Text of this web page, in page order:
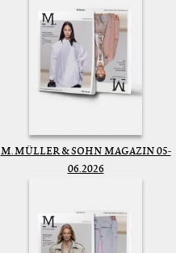
M. MÜLLER & SOHN MAGAZIN 05-
06.2026